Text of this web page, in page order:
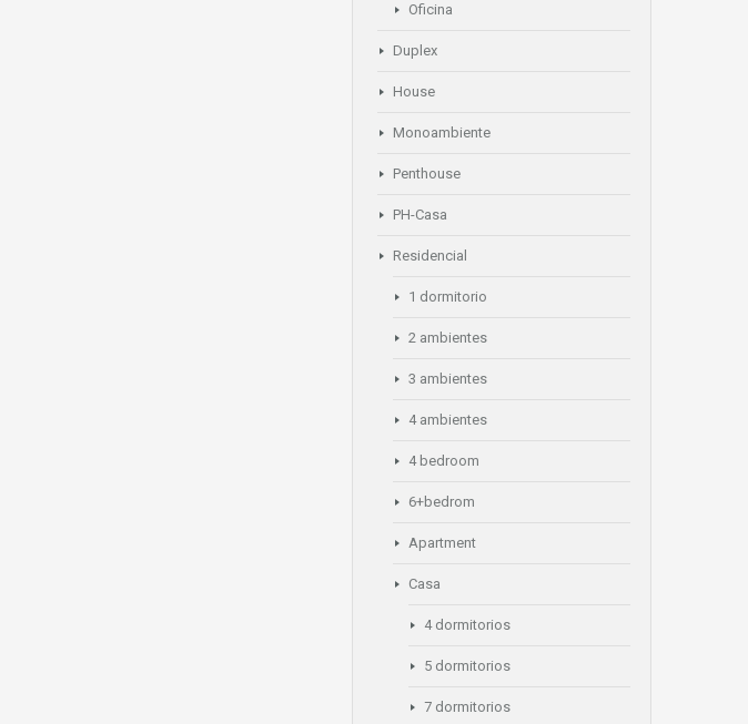
Oficina
Duplex
House
Monoambiente
Penthouse
PH-Casa
Residencial
1 dormitorio
2 ambientes
3 ambientes
4 ambientes
4 bedroom
6+bedrom
Apartment
Casa
4 dormitorios
5 dormitorios
7 dormitorios